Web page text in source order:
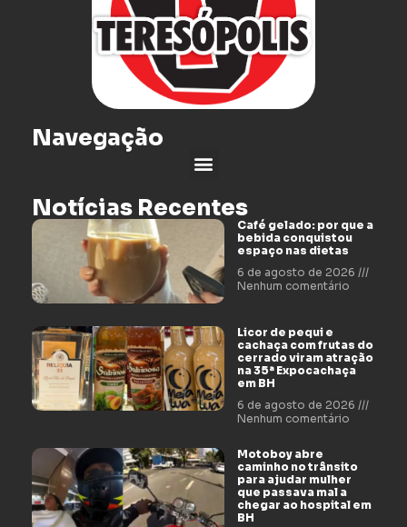
Navegação
Notícias Recentes
Café gelado: por que a
bebida conquistou
espaço nas dietas
6 de agosto de 2026
Nenhum comentário
Licor de pequi e
cachaça com frutas do
cerrado viram atração
na 35ª Expocachaça
em BH
6 de agosto de 2026
Nenhum comentário
Motoboy abre
caminho no trânsito
para ajudar mulher
que passava mal a
chegar ao hospital em
BH